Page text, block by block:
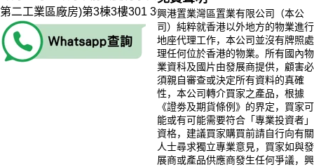
第二工業區廠房)第3棟3樓301 303 304興港置業灣區置業有限公司（本公
司）純粹就香港以外地方的物業進行
地座代理工作，本公司並沒有牌照處
理任何位於香港的物業。所有國內物
業資科及國片由發展商提供，顧害必
須親自審查或決定所有資料的真確
性，本公司轉介買家之產品，根據
《證劵及期貨條例》的界定，買家可
能或有可能需要符合「專業投資者」
資格，建議買家購買前請自行向有關
人士尋求獨立專業意見，買家如與發
展商或產品供應商發生任何爭議，興